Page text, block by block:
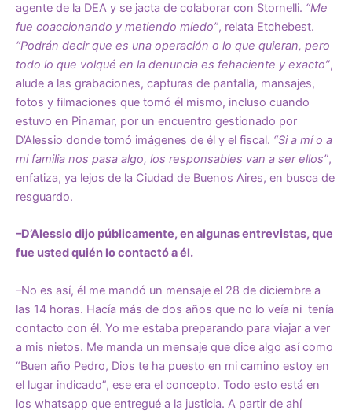
agente de la DEA y se jacta de colaborar con Stornelli. “Me
fue coaccionando y metiendo miedo”, relata Etchebest.
“Podrán decir que es una operación o lo que quieran, pero
todo lo que volqué en la denuncia es fehaciente y exacto”,
alude a las grabaciones, capturas de pantalla, mansajes,
fotos y filmaciones que tomó él mismo, incluso cuando
estuvo en Pinamar, por un encuentro gestionado por
D’Alessio donde tomó imágenes de él y el fiscal. “Si a mí o a
mi familia nos pasa algo, los responsables van a ser ellos”,
enfatiza, ya lejos de la Ciudad de Buenos Aires, en busca de
resguardo.
–D’Alessio dijo públicamente, en algunas entrevistas, que
fue usted quién lo contactó a él.
–No es así, él me mandó un mensaje el 28 de diciembre a
las 14 horas. Hacía más de dos años que no lo veía ni tenía
contacto con él. Yo me estaba preparando para viajar a ver
a mis nietos. Me manda un mensaje que dice algo así como
“Buen año Pedro, Dios te ha puesto en mi camino estoy en
el lugar indicado”, ese era el concepto. Todo esto está en
los whatsapp que entregué a la justicia. A partir de ahí